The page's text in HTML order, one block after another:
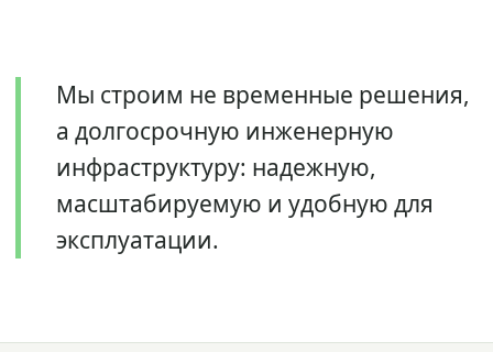
Мы строим не временные решения,
а долгосрочную инженерную
инфраструктуру: надежную,
масштабируемую и удобную для
эксплуатации.